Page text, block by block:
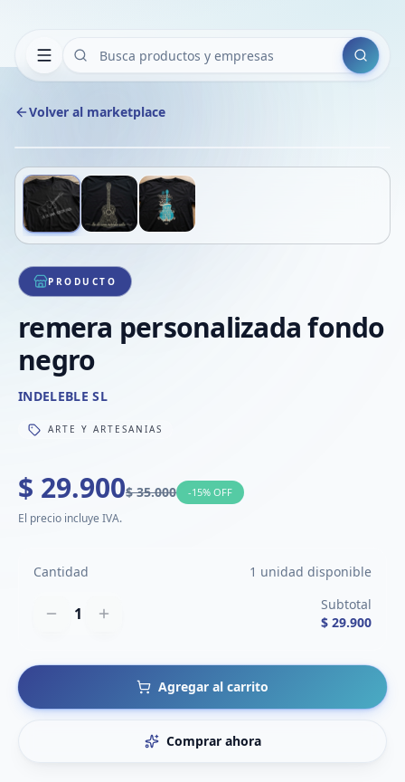
Buscar
Volver al marketplace
1/3
PRODUCTO
remera personalizada fondo
negro
INDELEBLE SL
ARTE Y ARTESANIAS
$ 29.900$ 35.000 -15% OFF
El precio incluye IVA.
Cantidad 1 unidad disponible
1
Subtotal
$ 29.900
Agregar al carrito
Comprar ahora